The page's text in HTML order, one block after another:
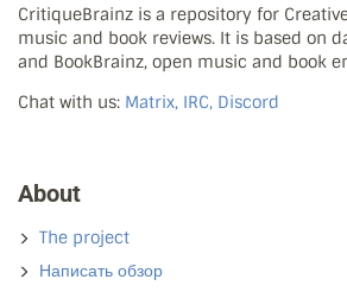
CritiqueBrainz is a repository for
music and book reviews. It is based on
and BookBrainz, open music and book
Chat with us: Matrix, IRC, Discord
About
The project
Написать обзор